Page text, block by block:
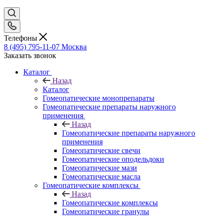
Телефоны
8 (495) 795-11-07 Москва
Заказать звонок
Каталог
Назад
Каталог
Гомеопатические монопрепараты
Гомеопатические препараты наружного
применения
Назад
Гомеопатические препараты наружного
применения
Гомеопатические свечи
Гомеопатические оподельдоки
Гомеопатические мази
Гомеопатические масла
Гомеопатические комплексы
Назад
Гомеопатические комплексы
Гомеопатические гранулы